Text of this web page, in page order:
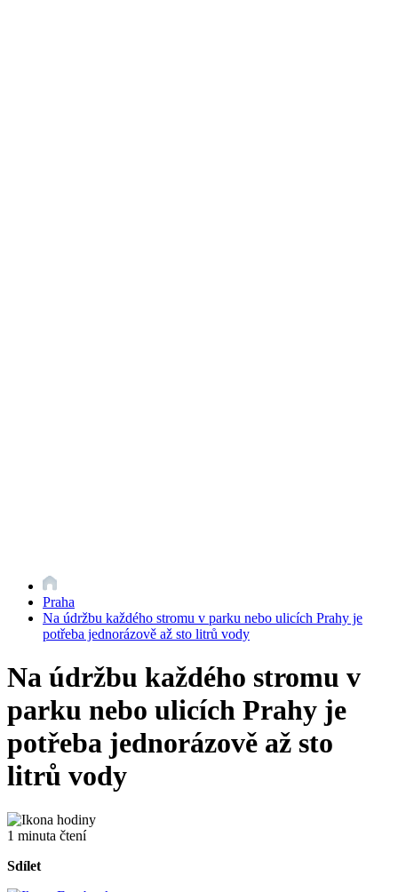
Praha
Na údržbu každého stromu v parku nebo ulicích Prahy je
potřeba jednorázově až sto litrů vody
Na údržbu každého stromu v
parku nebo ulicích Prahy je
potřeba jednorázově až sto
litrů vody
1 minuta čtení
Sdílet